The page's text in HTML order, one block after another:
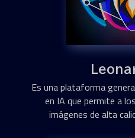
Es una plataforma
en IA que permite a
imágenes de alta